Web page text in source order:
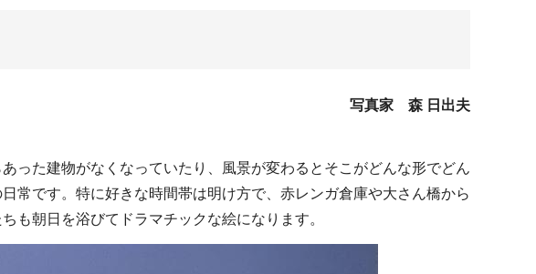
写真家 森 日出夫
った建物がなくなっていたり、風景が変わるとそこがどんな形でどん
常です。特に好きな時間帯は明け方で、赤レンガ倉庫や大さん橋から
も朝日を浴びてドラマチックな絵になります。